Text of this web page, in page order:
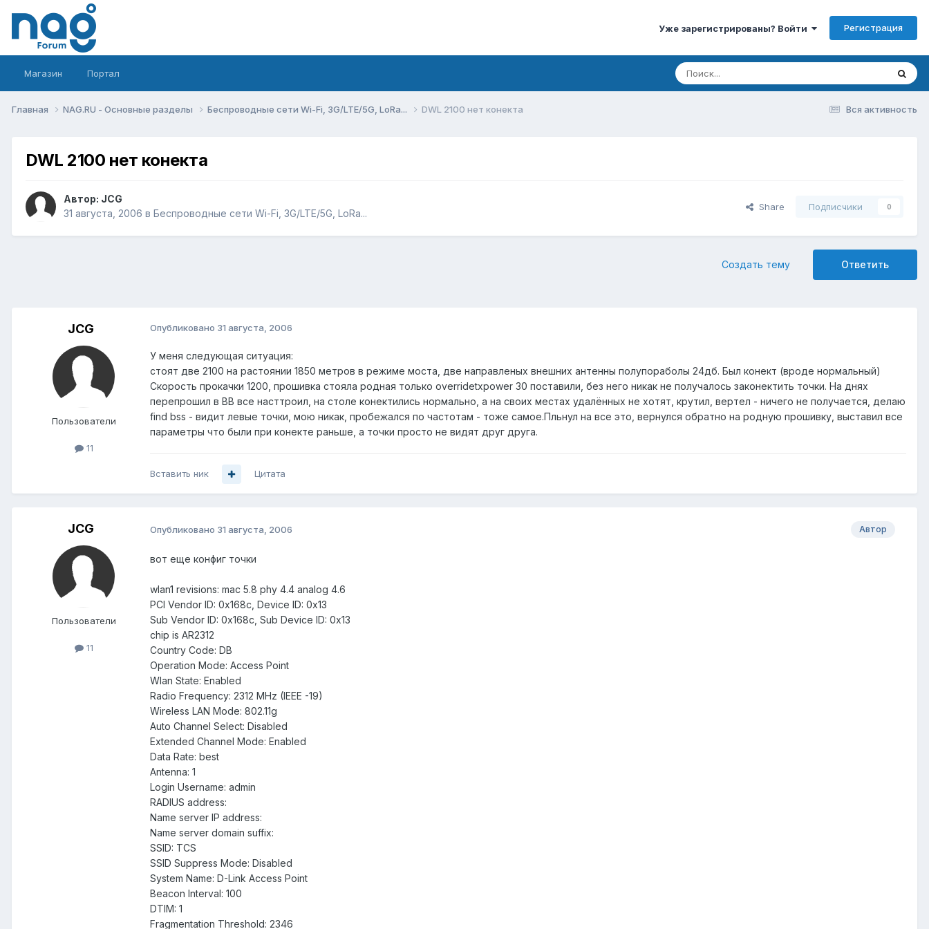
Уже зарегистрированы? Войти Регистрация
Магазин Портал
Вся активность
Главная NAG.RU - Основные разделы Беспроводные сети Wi-Fi, 3G/LTE/5G, LoRa... DWL 2100 нет конекта
DWL 2100 нет конекта
Автор: JCG
31 августа, 2006 в Беспроводные сети Wi-Fi, 3G/LTE/5G, LoRa...
Share Подписчики 0
Ответить
Создать тему
JCG
Пользователи
11
Опубликовано 31 августа, 2006
У меня следующая ситуация:
стоят две 2100 на растоянии 1850 метров в режиме моста, две направленых внешних антенны полупораболы 24дб. Был конект (вроде нормальный)
Скорость прокачки 1200, прошивка стояла родная только overridetxpower 30 поставили, без него никак не получалось законектить точки. На днях
перепрошил в BB все насттроил, на столе конектились нормально, а на своих местах удалённых не хотят, крутил, вертел - ничего не получается, делаю
find bss - видит левые точки, мою никак, пробежался по частотам - тоже самое.Пльнул на все это, вернулся обратно на родную прошивку, выставил все
параметры что были при конекте раньше, а точки просто не видят друг друга.
Вставить ник Цитата
JCG
Пользователи
11
Автор
Опубликовано 31 августа, 2006
вот еще конфиг точки
wlan1 revisions: mac 5.8 phy 4.4 analog 4.6
PCI Vendor ID: 0x168c, Device ID: 0x13
Sub Vendor ID: 0x168c, Sub Device ID: 0x13
chip is AR2312
Country Code: DB
Operation Mode: Access Point
Wlan State: Enabled
Radio Frequency: 2312 MHz (IEEE -19)
Wireless LAN Mode: 802.11g
Auto Channel Select: Disabled
Extended Channel Mode: Enabled
Data Rate: best
Antenna: 1
Login Username: admin
RADIUS address:
Name server IP address:
Name server domain suffix:
SSID: TCS
SSID Suppress Mode: Disabled
System Name: D-Link Access Point
Beacon Interval: 100
DTIM: 1
Fragmentation Threshold: 2346